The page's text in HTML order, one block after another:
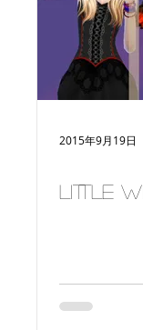
2015年9月19日
Little